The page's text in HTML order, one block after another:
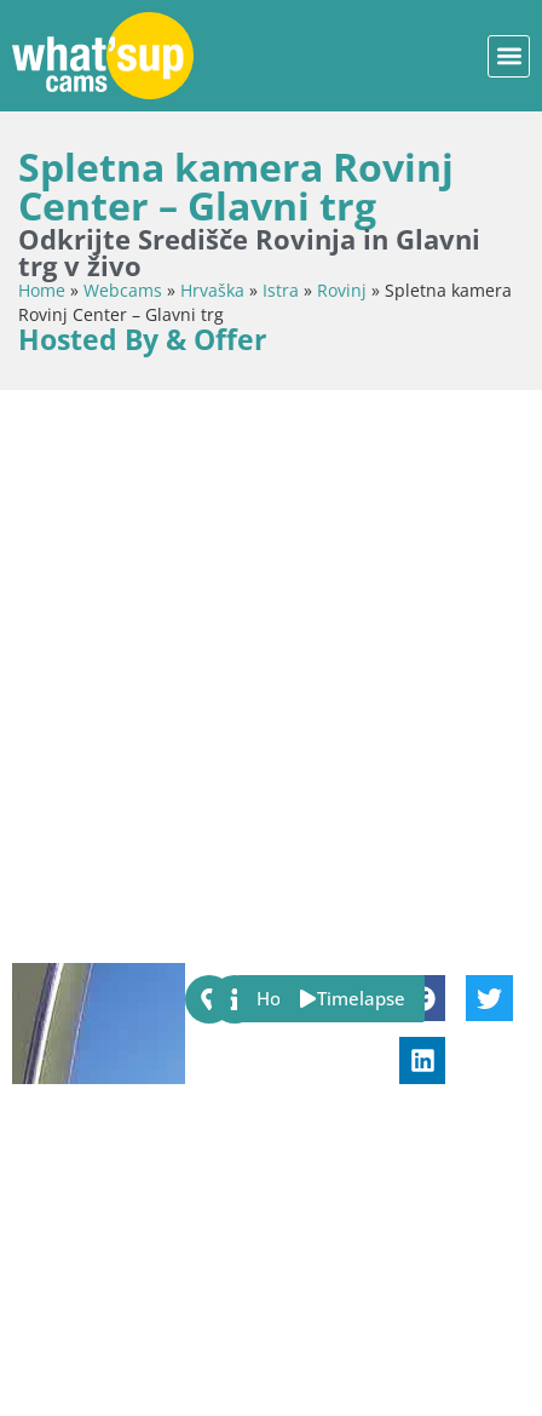
Spletna kamera Rovinj
Center – Glavni trg
Odkrijte Središče Rovinja in Glavni
trg v živo
Home » Webcams » Hrvaška » Istra » Rovinj » Spletna kamera
Rovinj Center – Glavni trg
Hosted By & Offer
Share:
Host Timelapse